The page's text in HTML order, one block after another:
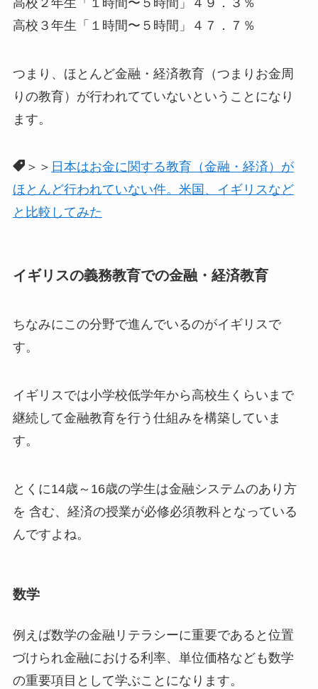
高校３年生「１時間〜５時間」４７．７％
つまり、ほとんど金融・経済教育（つまりお金周
りの教育）が行われてていないということになり
ます。
＞＞ 日本はお金に関する教育（金融・経済）が
ほとんど行われていない件。米国、イギリスなど
と比較してみた
イギリスの義務教育での金融・経済教育
ちなみにこの分野で進んでいるのがイギリスで
す。
イギリスでは小学校低学年から高校生くらいまで
継続して金融教育を行う仕組みを構築していま
す。
とくに14歳～16歳の学生は金融システムのあり方
を 含む、経済の授業が必修必須教科となっている
んですよね。
数学
例えば数学の金融リテラシーに重要であると位置
づけられ金融における利率、単位価格なども数学
の重要項目として学ぶことになります。